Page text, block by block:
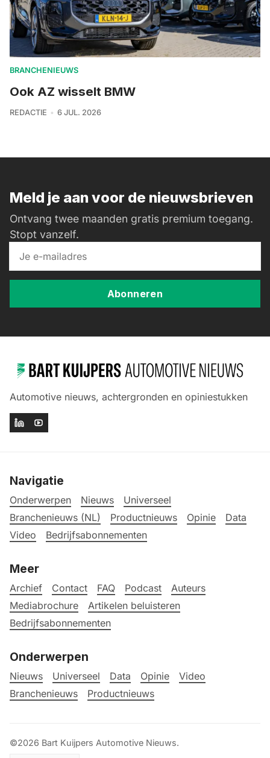
BRANCHENIEUWS
Ook AZ wisselt BMW
REDACTIE 6 JUL. 2026
Meld je aan voor de nieuwsbrieven
Ontvang twee maanden gratis premium toegang.
Stopt vanzelf.
Abonneren
Automotive nieuws, achtergronden en opiniestukken
Navigatie
Onderwerpen Nieuws
Universeel
Branchenieuws (NL)
Productnieuws Opinie
Data
Video
Bedrijfsabonnementen
Meer
Archief Contact FAQ Podcast
Auteurs
Mediabrochure
Artikelen beluisteren
Bedrijfsabonnementen
Onderwerpen
Nieuws Universeel Data Opinie
Video
Branchenieuws
Productnieuws
©2026 Bart Kuijpers Automotive Nieuws.